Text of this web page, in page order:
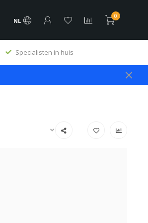
NL
0
Specialisten in huis